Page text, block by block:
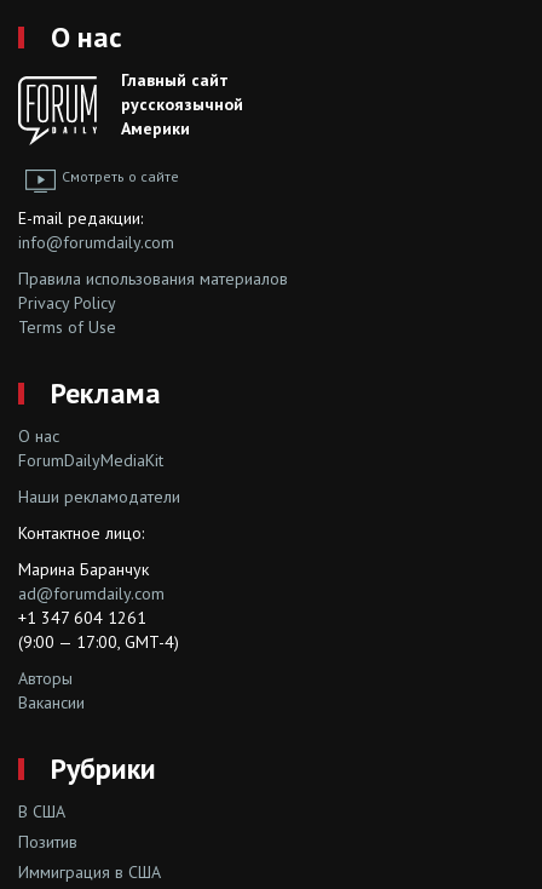
О нас
Главный сайт
русскоязычной
Америки
Смотреть о сайте
E-mail редакции:
info@forumdaily.com
Правила использования материалов
Privacy Policy
Terms of Use
Реклама
О нас
ForumDailyMediaKit
Наши рекламодатели
Контактное лицо:
Марина Баранчук
ad@forumdaily.com
+1 347 604 1261
(9:00 — 17:00, GMT-4)
Авторы
Вакансии
Рубрики
В США
Позитив
Иммиграция в США